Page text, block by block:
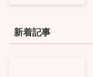
新着記事